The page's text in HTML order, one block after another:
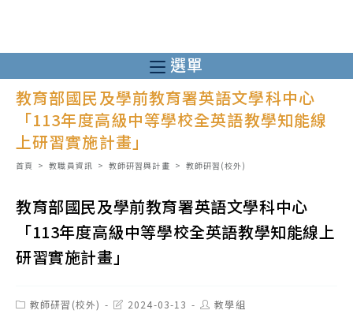
至
主
要
容
選單
教育部國民及學前教育署英語文學科中心
「113年度高級中等學校全英語教學知能線
上研習實施計畫」
首頁 > 教職員資訊 > 教師研習與計畫 > 教師研習(校外)
教育部國民及學前教育署英語文學科中心
「113年度高級中等學校全英語教學知能線上
研習實施計畫」
Post教師研習(校外)
Post2024-03-13
Post教學組